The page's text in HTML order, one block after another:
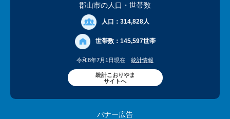
郡山市の人口 ・世帯数
人口： 314,828人
世帯数： 145,597世帯
令和8年7月1日現在 統計情報
統計こおりやま
サイトへ
バナー広告